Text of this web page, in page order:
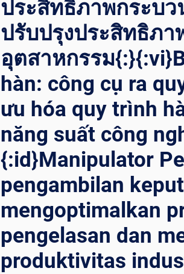
ประสิทธิภาพกระบว
ปรับปรุงประสิทธิภา
อุตสาหกรรม
hàn: công cụ ra
ưu hóa quy trình
năng suất công
{:id}Manipulator
pengambilan
mengoptimalkan
pengelasan dan
produktivitas